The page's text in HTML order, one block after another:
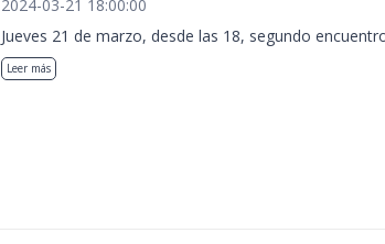
2024-03-21 18:00:00
Jueves 21 de marzo, desde las 18, segundo
Leer más